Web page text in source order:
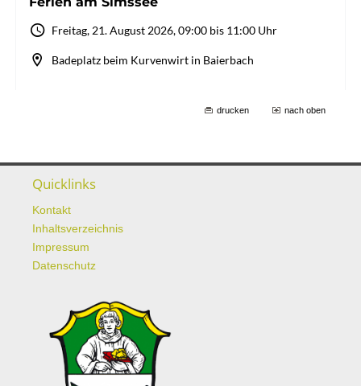
drucken nach oben
Quicklinks
Kontakt
Inhaltsverzeichnis
Impressum
Datenschutz